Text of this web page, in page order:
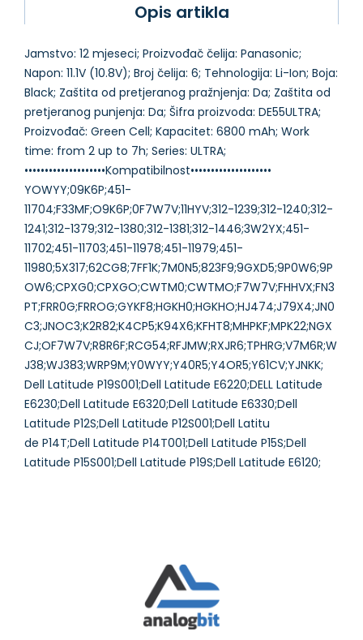
Opis artikla
Jamstvo: 12 mjeseci; Proizvođač čelija: Panasonic;
Napon: 11.1V (10.8V); Broj čelija: 6; Tehnologija: Li-Ion; Boja:
Black; Zaštita od pretjeranog pražnjenja: Da; Zaštita od
pretjeranog punjenja: Da; Šifra proizvoda: DE55ULTRA;
Proizvođač: Green Cell; Kapacitet: 6800 mAh; Work
time: from 2 up to 7h; Series: ULTRA;
••••••••••••••••••••Kompatibilnost••••••••••••••••••••
YOWYY;09K6P;451-
11704;F33MF;O9K6P;0F7W7V;11HYV;312-1239;312-1240;312-
1241;312-1379;312-1380;312-1381;312-1446;3W2YX;451-
11702;451-11703;451-11978;451-11979;451-
11980;5X317;62CG8;7FF1K;7M0N5;823F9;9GXD5;9P0W6;9P
OW6;CPXG0;CPXGO;CWTM0;CWTMO;F7W7V;FHHVX;FN3
PT;FRR0G;FRROG;GYKF8;HGKH0;HGKHO;HJ474;J79X4;JN0
C3;JNOC3;K2R82;K4CP5;K94X6;KFHT8;MHPKF;MPK22;NGX
CJ;OF7W7V;R8R6F;RCG54;RFJMW;RXJR6;TPHRG;V7M6R;W
J38;WJ383;WRP9M;Y0WYY;Y40R5;Y4OR5;Y61CV;YJNKK;
Dell Latitude P19S001;Dell Latitude E6220;DELL Latitude
E6230;Dell Latitude E6320;Dell Latitude E6330;Dell
Latitude P12S;Dell Latitude P12S001;Dell Latitu
de P14T;Dell Latitude P14T001;Dell Latitude P15S;Dell